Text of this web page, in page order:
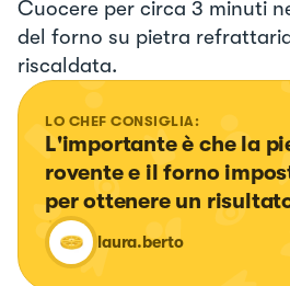
Cuocere per circa 3 minuti
del forno su pietra
riscaldata.
LO CHEF CONSIGLIA:
L'importante è che la
rovente e il forno
per ottenere un
laura.berto